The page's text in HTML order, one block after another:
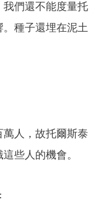
們還不能度量托
種子還埋在泥土
人，故托爾斯泰
些人的機會。